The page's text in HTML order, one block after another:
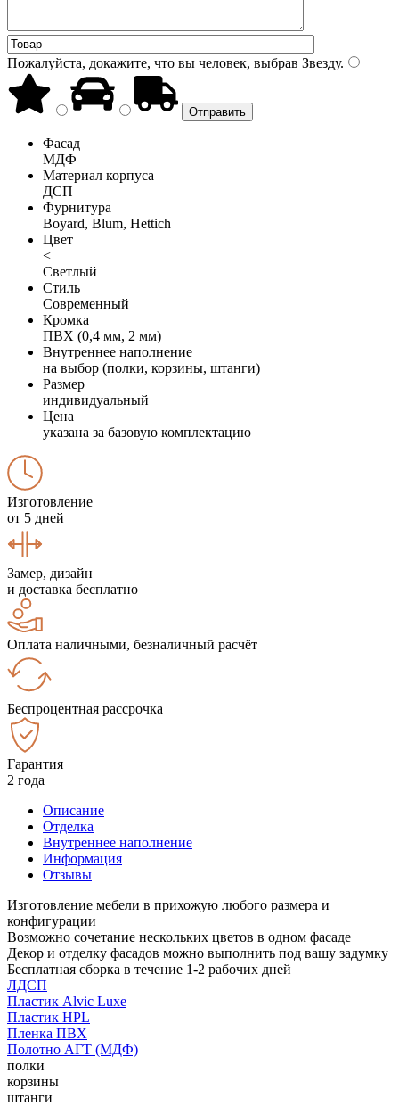
Пожалуйста, докажите, что вы человек, выбрав Звезду.
Фасад
МДФ
Материал корпуса
ДСП
Фурнитура
Boyard, Blum, Hettich
Цвет
<
Светлый
Стиль
Современный
Кромка
ПВХ (0,4 мм, 2 мм)
Внутреннее наполнение
на выбор (полки, корзины, штанги)
Размер
индивидуальный
Цена
указана за базовую комплектацию
Изготовление
от 5 дней
Замер, дизайн
и доставка бесплатно
Оплата наличными, безналичный расчёт
Беспроцентная рассрочка
Гарантия
2 года
Описание
Отделка
Внутреннее наполнение
Информация
Отзывы
Изготовление мебели в прихожую любого размера и
конфигурации
Возможно сочетание нескольких цветов в одном фасаде
Декор и отделку фасадов можно выполнить под вашу задумку
Бесплатная сборка в течение 1-2 рабочих дней
ЛДСП
Пластик Alvic Luxe
Пластик HPL
Пленка ПВХ
Полотно АГТ (МДФ)
полки
корзины
штанги